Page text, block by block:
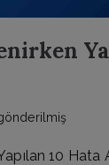
10 Hata